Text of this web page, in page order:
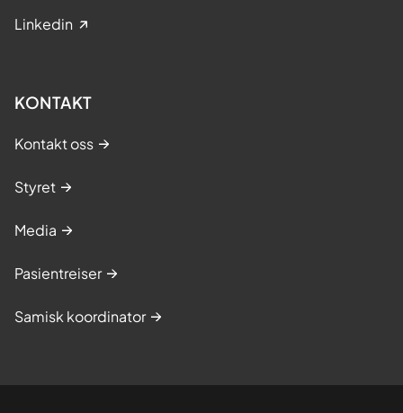
Linkedin
KONTAKT
Kontakt oss
Styret
Media
Pasientreiser
Samisk koordinator